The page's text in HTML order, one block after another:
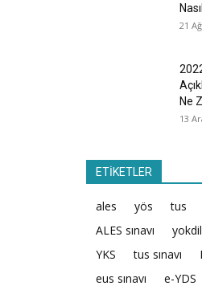
21
Ne
13
ETİKETLER
ales yös tus
ALES sınavı
yokdil
YKS
tus sınavı
eus sınavı
e-YDS